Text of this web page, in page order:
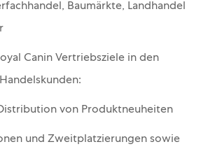
Baumärkte, Landhandel
Canin Vertriebsziele in den
von Produktneuheiten
und Zweitplatzierungen sowie